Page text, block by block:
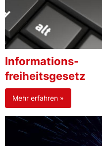
Informations-
freiheitsgesetz
Mehr erfahren »